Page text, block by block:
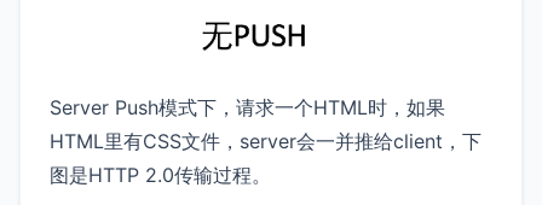
Server Push模式下，请求一个HTML时，如果
HTML里有CSS文件，server会一并推给client，下
图是HTTP 2.0传输过程。